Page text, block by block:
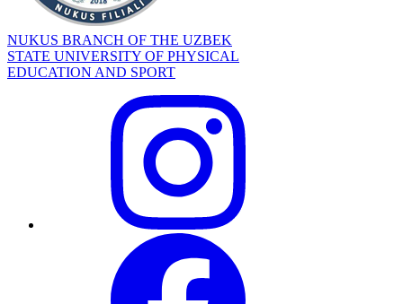
NUKUS BRANCH OF THE UZBEK
STATE UNIVERSITY OF PHYSICAL
EDUCATION AND SPORT